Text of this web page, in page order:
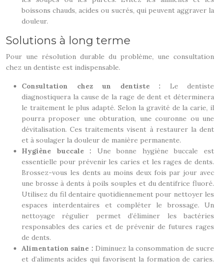
boissons chauds, acides ou sucrés, qui peuvent aggraver la
douleur.
Solutions à long terme
Pour une résolution durable du problème, une consultation
chez un dentiste est indispensable.
Consultation chez un dentiste : Le dentiste
diagnostiquera la cause de la rage de dent et déterminera
le traitement le plus adapté. Selon la gravité de la carie, il
pourra proposer une obturation, une couronne ou une
dévitalisation. Ces traitements visent à restaurer la dent
et à soulager la douleur de manière permanente.
Hygiène buccale : Une bonne hygiène buccale est
essentielle pour prévenir les caries et les rages de dents.
Brossez-vous les dents au moins deux fois par jour avec
une brosse à dents à poils souples et du dentifrice fluoré.
Utilisez du fil dentaire quotidiennement pour nettoyer les
espaces interdentaires et compléter le brossage. Un
nettoyage régulier permet d’éliminer les bactéries
responsables des caries et de prévenir de futures rages
de dents.
Alimentation saine : Diminuez la consommation de sucre
et d’aliments acides qui favorisent la formation de caries.